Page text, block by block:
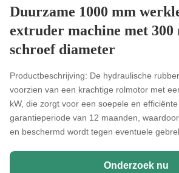
Duurzame 1000 mm
extruder machine met 300
schroef diameter
Productbeschrijving: De hydraulische
voorzien van een krachtige rolmotor met
kW, die zorgt voor een soepele en
garantieperiode van 12 maanden,
en beschermd wordt tegen eventuele
Onderzoek nu